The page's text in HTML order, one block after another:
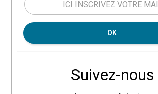
OK
Suivez-nous